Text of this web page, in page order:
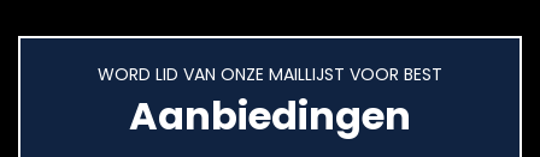
WORD LID VAN ONZE MAILLIJST VOOR BEST
Aanbiedingen